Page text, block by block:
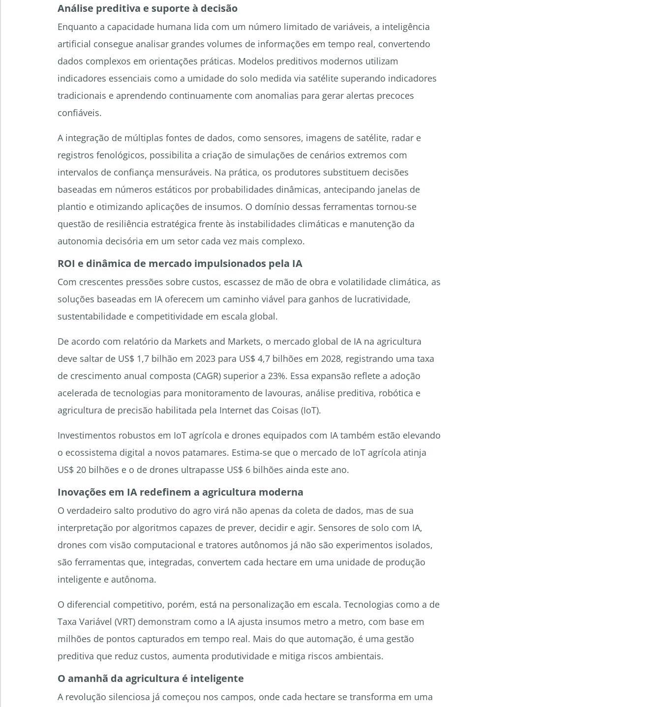
Análise preditiva e suporte à decisão
Enquanto a capacidade humana lida com um número limitado de variáveis, a inteligência
artificial consegue analisar grandes volumes de informações em tempo real, convertendo
dados complexos em orientações práticas. Modelos preditivos modernos utilizam
indicadores essenciais como a umidade do solo medida via satélite superando indicadores
tradicionais e aprendendo continuamente com anomalias para gerar alertas precoces
confiáveis.
A integração de múltiplas fontes de dados, como sensores, imagens de satélite, radar e
registros fenológicos, possibilita a criação de simulações de cenários extremos com
intervalos de confiança mensuráveis. Na prática, os produtores substituem decisões
baseadas em números estáticos por probabilidades dinâmicas, antecipando janelas de
plantio e otimizando aplicações de insumos. O domínio dessas ferramentas tornou-se
questão de resiliência estratégica frente às instabilidades climáticas e manutenção da
autonomia decisória em um setor cada vez mais complexo.
ROI e dinâmica de mercado impulsionados pela IA
Com crescentes pressões sobre custos, escassez de mão de obra e volatilidade climática, as
soluções baseadas em IA oferecem um caminho viável para ganhos de lucratividade,
sustentabilidade e competitividade em escala global.
De acordo com relatório da Markets and Markets, o mercado global de IA na agricultura
deve saltar de US$ 1,7 bilhão em 2023 para US$ 4,7 bilhões em 2028, registrando uma taxa
de crescimento anual composta (CAGR) superior a 23%. Essa expansão reflete a adoção
acelerada de tecnologias para monitoramento de lavouras, análise preditiva, robótica e
agricultura de precisão habilitada pela Internet das Coisas (IoT).
Investimentos robustos em IoT agrícola e drones equipados com IA também estão elevando
o ecossistema digital a novos patamares. Estima-se que o mercado de IoT agrícola atinja
US$ 20 bilhões e o de drones ultrapasse US$ 6 bilhões ainda este ano.
Inovações em IA redefinem a agricultura moderna
O verdadeiro salto produtivo do agro virá não apenas da coleta de dados, mas de sua
interpretação por algoritmos capazes de prever, decidir e agir. Sensores de solo com IA,
drones com visão computacional e tratores autônomos já não são experimentos isolados,
são ferramentas que, integradas, convertem cada hectare em uma unidade de produção
inteligente e autônoma.
O diferencial competitivo, porém, está na personalização em escala. Tecnologias como a de
Taxa Variável (VRT) demonstram como a IA ajusta insumos metro a metro, com base em
milhões de pontos capturados em tempo real. Mais do que automação, é uma gestão
preditiva que reduz custos, aumenta produtividade e mitiga riscos ambientais.
O amanhã da agricultura é inteligente
A revolução silenciosa já começou nos campos, onde cada hectare se transforma em uma